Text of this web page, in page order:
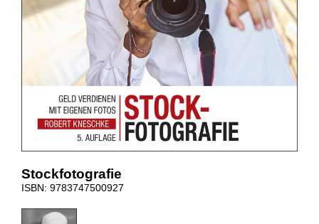
Stockfotografie
ISBN: 9783747500927